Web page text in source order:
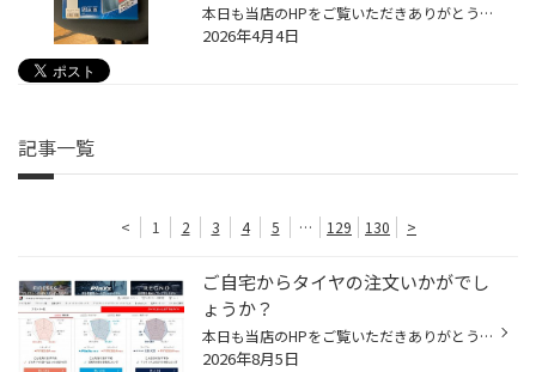
本日も当店のHPをご覧いただきありがとうございます 本日は花粉症の皆様に朗報です！！ 車のエアコンフィルター最後にいつ交換しましたか？ 実は車のエアコンフィルターは１年ごとか１万キロごとでの交換が推奨されているんです！ エアコンフィルターは実は短命なんです！ 当店では花粉を抑制するエ...
2026年4月4日
記事一覧
< 1 2 3 4 5 … 129 130 >
ご自宅からタイヤの注文いかがでし
ょうか？
本日も当店のHPをご覧いただきありがとうございます！！ 新品のタイヤが欲しいけど店に来るのが面倒な方々に朗報です！ 実はオンラインでもタイヤの購入から作業の予約までできちゃうんです！！ しかし、それだけでは終わらないのがブリヂストンです！ なんと、オンラインショップ上でタイヤの分か...
2026年8月5日